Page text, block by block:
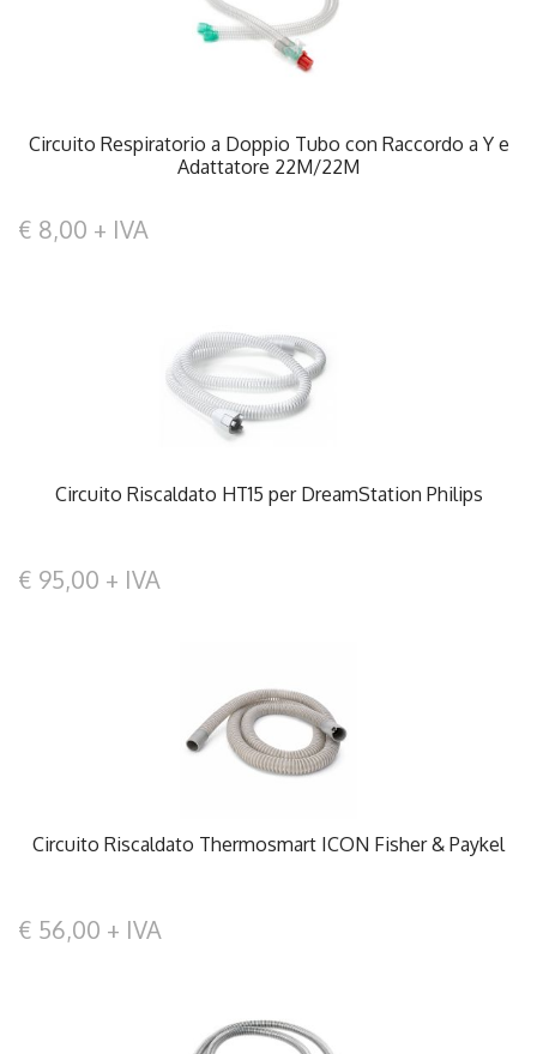
Circuito Respiratorio a Doppio Tubo con Raccordo a Y e
Adattatore 22M/22M
€ 8,00 + IVA
Circuito Riscaldato HT15 per DreamStation Philips
€ 95,00 + IVA
Circuito Riscaldato Thermosmart ICON Fisher & Paykel
€ 56,00 + IVA